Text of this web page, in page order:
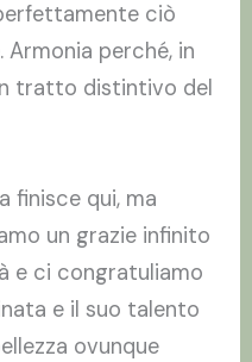
ciò
perché, in
tratto distintivo del
finisce qui, ma
un grazie infinito
e ci congratuliamo
e il suo talento
ovunque